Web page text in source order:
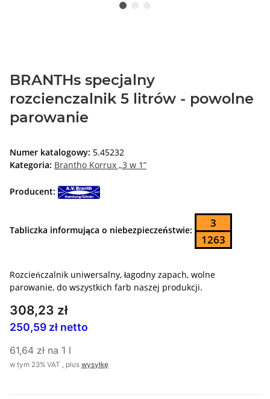
BRANTHs specjalny
rozcienczalnik 5 litrów - powolne
parowanie
Numer katalogowy: 5.45232
Kategoria: Brantho Korrux „3 w 1”
Producent:
Tabliczka informująca o niebezpieczeństwie:
3
1263
Rozcieńczalnik uniwersalny, łagodny zapach, wolne
parowanie, do wszystkich farb naszej produkcji.
308,23 zł
250,59 zł netto
61,64 zł na 1 l
w tym 23% VAT , plus wysyłkę